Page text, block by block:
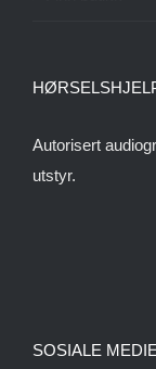
Autorisert
utstyr.
SOSIALE